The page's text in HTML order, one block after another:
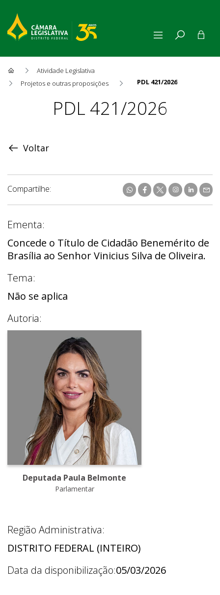
Atividade Legislativa
Projetos e outras proposições
PDL 421/2026
ProposiçãoPDL 421/2026
Voltar
Compartilhe:
Ementa:
Concede o Título de Cidadão Benemérito de
Brasília ao Senhor Vinicius Silva de Oliveira.
Tema:
Não se aplica
Autoria:
Deputada Paula Belmonte
Parlamentar
Região Administrativa:
DISTRITO FEDERAL (INTEIRO)
Data da disponibilização:05/03/2026